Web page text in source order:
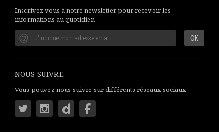
Inscrivez vous à notre newsletter pour recevoir les
informations au quotidien
NOUS SUIVRE
Vous pouvez nous suivre sur différents réseaux sociaux